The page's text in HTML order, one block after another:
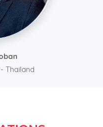
Thailand